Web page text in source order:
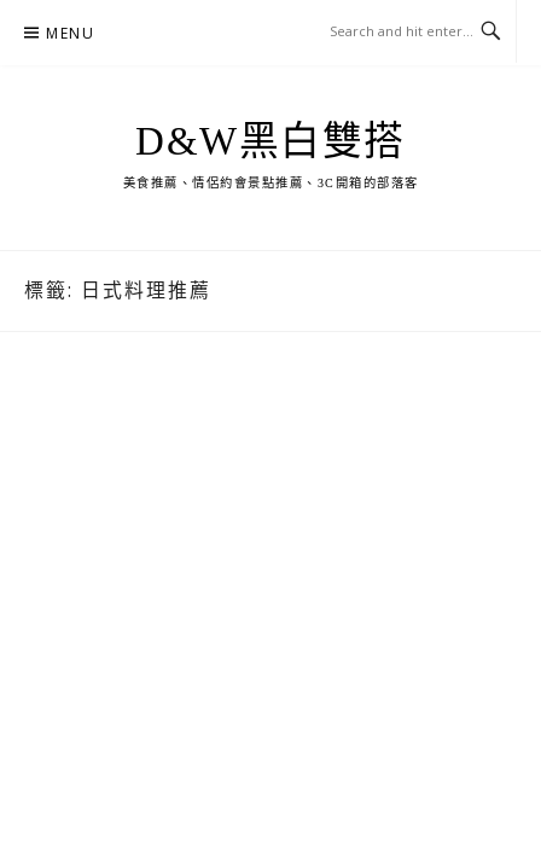
MENU
D&W黑白雙搭
美食推薦、情侶約會景點推薦、3C開箱的部落客
標籤: 日式料理推薦